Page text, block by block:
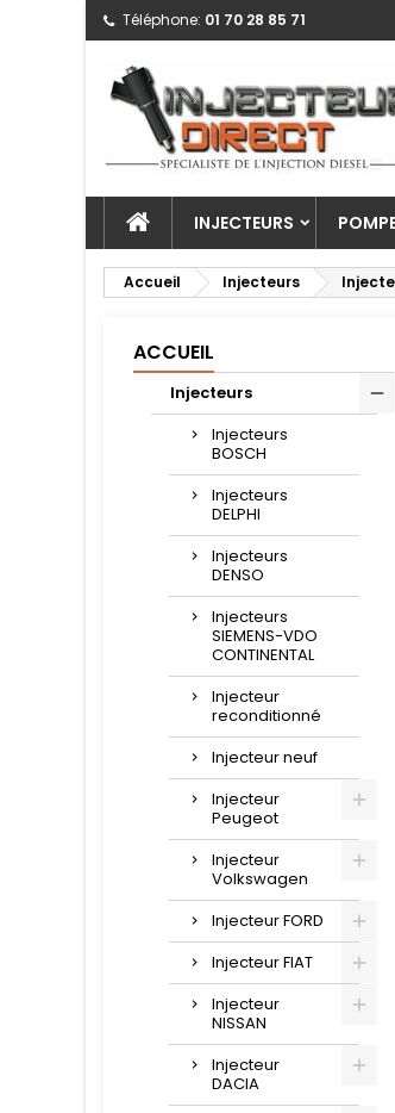
Téléphone: 01 70 28 85 71
INJECTEURS
Accueil Injecteurs
ACCUEIL
Injecteurs
Injecteurs
BOSCH
Injecteurs
DELPHI
Injecteurs
DENSO
Injecteurs
SIEMENS-VDO
CONTINENTAL
Injecteur
reconditionné
Injecteur neuf
Injecteur
Peugeot
Injecteur
Volkswagen
Injecteur FORD
Injecteur FIAT
Injecteur
NISSAN
Injecteur
DACIA